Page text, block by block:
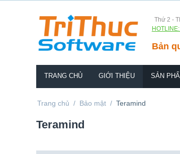
Thứ 2 -
Bản
TRANG CHỦ GIỚI THIỆU SẢN
Trang chủ / Bảo mật / Teramind
Teramind